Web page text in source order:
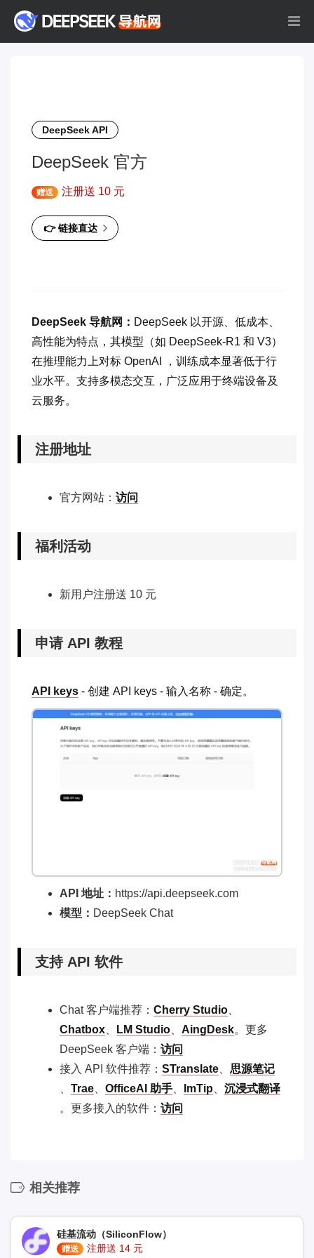
DeepSeek API
DeepSeek 官方
赠送 注册送 10 元
👉 链接直达
DeepSeek 导航网： DeepSeek 以开源、低成本、
高性能为特点，其模型（如 DeepSeek-R1 和 V3）
在推理能力上对标 OpenAI ，训练成本显著低于行
业水平。支持多模态交互，广泛应用于终端设备及
云服务。
注册地址
官方网站： 访问
福利活动
新用户注册送 10 元
申请 API 教程
API keys - 创建 API keys - 输入名称 - 确定。
API 地址： https://api.deepseek.com
模型： DeepSeek Chat
支持 API 软件
Chat 客户端推荐： Cherry Studio
Chatbox
LM Studio AingDesk。更多
DeepSeek 客户端： 访问
接入 API 软件推荐： STranslate
思源笔记
Trae OfficeAI 助手 ImTip
沉浸式翻译
。更多接入的软件： 访问
相关推荐
硅基流动（SiliconFlow）
赠送 注册送 14 元